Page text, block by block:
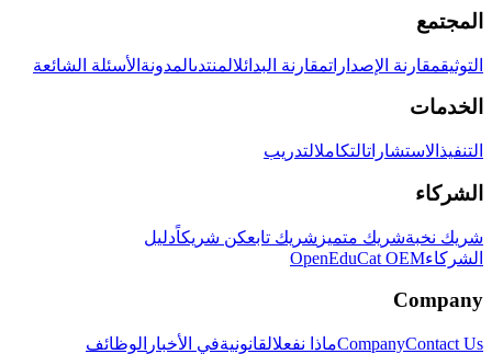
المجتمع
التوثيقمقارنة الإصداراتمقارنة البدائلالمنتدىالمدونة الأسئلة الشائعة
الخدمات
التنفيذ الاستشاراتالتكاملالتدريب
الشركاء
شريك نخبةشريك متميز شريك تابعكن شريكاًدليل
الشركاءOpenEduCat OEM
Company
CompanyContact Us ماذا نفعلالقانونيةفي الأخبار الوظائف